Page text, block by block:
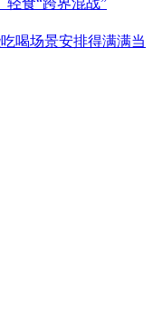
喝场景安排得满满当